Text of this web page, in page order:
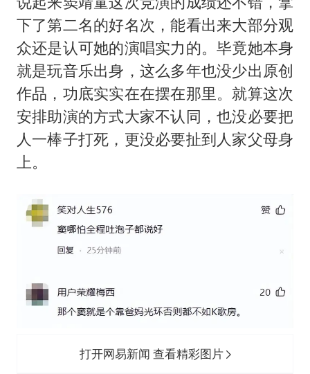
下了第二名的好名次，能看出来大部分观
众还是认可她的演唱实力的。毕竟她本身
就是玩音乐出身，这么多年也没少出原创
作品，功底实实在在摆在那里。就算这次
安排助演的方式大家不认同，也没必要把
人一棒子打死，更没必要扯到人家父母身
上。
打开网易新闻 查看精彩图片